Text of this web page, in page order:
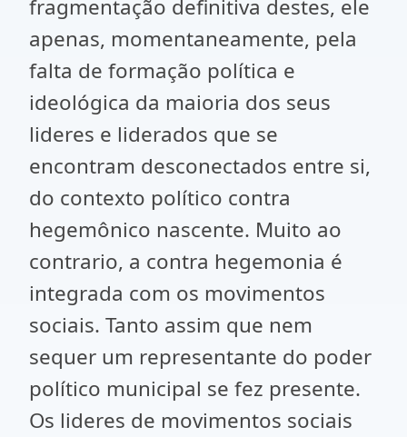
fragmentação definitiva destes, ele
apenas, momentaneamente, pela
falta de formação política e
ideológica da maioria dos seus
lideres e liderados que se
encontram desconectados entre si,
do contexto político contra
hegemônico nascente. Muito ao
contrario, a contra hegemonia é
integrada com os movimentos
sociais. Tanto assim que nem
sequer um representante do poder
político municipal se fez presente.
Os lideres de movimentos sociais